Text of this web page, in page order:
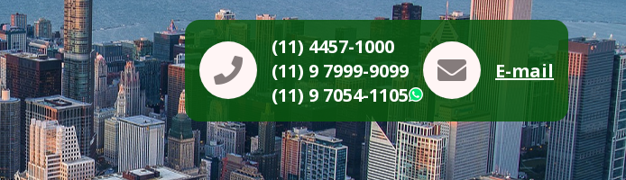
(11) 4457-1000
(11) 9 7999-9099
(11) 9 7054-1105
WhatsApp
E-mail